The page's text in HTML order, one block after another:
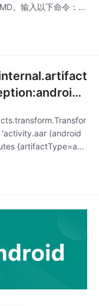
。输入以下命令：关
示输入密码（passph
(android
{artifactType=and